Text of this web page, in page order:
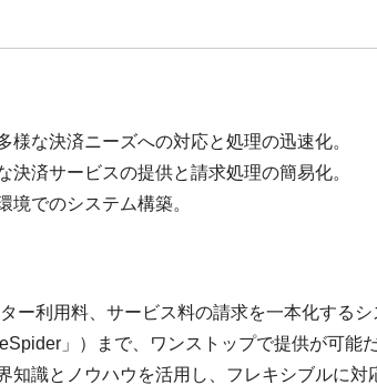
様な決済ニーズへの対応と処理の迅速化。
決済サービスの提供と請求処理の簡易化。
境でのシステム構築。
ー利用料、サービス料の請求を一本化する
」）まで、ワンストップで提供が可能だ
知識とノウハウを活用し、フレキシブルに対